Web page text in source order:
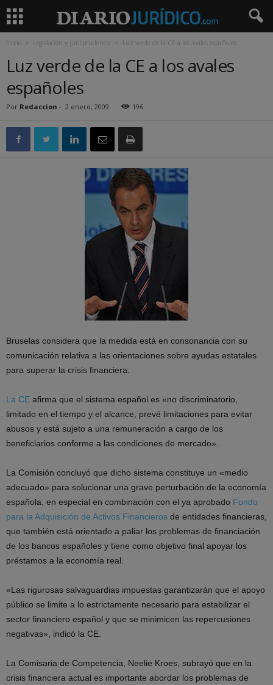
Inicio Legislación y jurisprudencia Luz verde de la CE a los avales españoles
Luz verde de la CE a los avales
españoles
Por Redaccion - 2 enero, 2009 196
Bruselas considera que la medida está en consonancia con su
comunicación relativa a las orientaciones sobre ayudas estatales
para superar la crisis financiera.
La CE afirma que el sistema español es «no discriminatorio,
limitado en el tiempo y el alcance, prevé limitaciones para evitar
abusos y está sujeto a una remuneración a cargo de los
beneficiarios conforme a las condiciones de mercado».
La Comisión concluyó que dicho sistema constituye un «medio
adecuado» para solucionar una grave perturbación de la economía
española, en especial en combinación con el ya aprobado Fondo
para la Adquisición de Activos Financieros de entidades financieras,
que también está orientado a paliar los problemas de financiación
de los bancos españoles y tiene como objetivo final apoyar los
préstamos a la economía real.
«Las rigurosas salvaguardias impuestas garantizarán que el apoyo
público se limite a lo estrictamente necesario para estabilizar el
sector financiero español y que se minimicen las repercusiones
negativas», indicó la CE.
La Comisaria de Competencia, Neelie Kroes, subrayó que en la
crisis financiera actual es importante abordar los problemas de